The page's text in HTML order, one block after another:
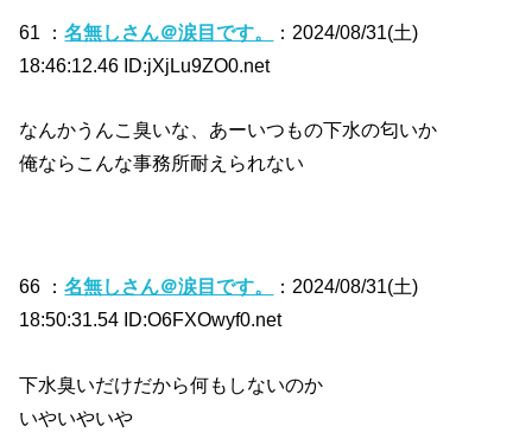
61 ：名無しさん＠涙目です。
：2024/08/31(土)
18:46:12.46 ID:jXjLu9ZO0.net
なんかうんこ臭いな、あーいつもの下水の匂いか
俺ならこんな事務所耐えられない
66 ：名無しさん＠涙目です。
：2024/08/31(土)
18:50:31.54 ID:O6FXOwyf0.net
下水臭いだけだから何もしないのか
いやいやいや